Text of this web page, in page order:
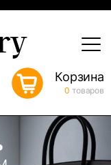
Корзина
0 товаров